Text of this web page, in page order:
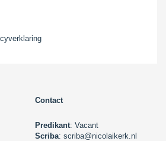
Contact
Predikant: Vacant
Scriba: scriba@nicolaikerk.nl